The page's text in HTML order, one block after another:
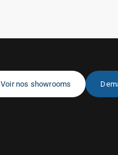
Voir nos showrooms